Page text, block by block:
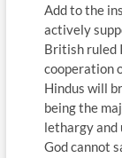
Add to the
actively
British ruled
cooperation
Hindus will
being the
lethargy and
God cannot